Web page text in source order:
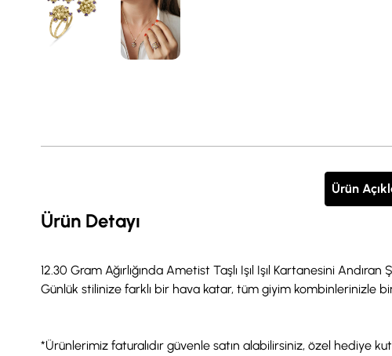
Ürün
Ürün Detayı
12.30 Gram Ağırlığında Ametist Taşlı Işıl Işıl Kartanesini
Günlük stilinize farklı bir hava katar, tüm giyim kombinlerinizle
*Ürünlerimiz faturalıdır güvenle satın alabilirsiniz, özel hediye